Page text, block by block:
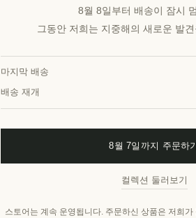
8월 8일부터 배송이 잠시
그동안 저희는 지중해의 새로운 발
마지막 배송
배송 재개
8월 7일까지 주문하
컬렉션 둘러보기
스토어는 계속 운영됩니다. 주문하신 상품은 저희